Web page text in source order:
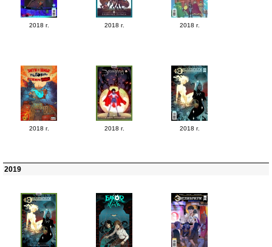
2018 г. 2018 г. 2018 г.
2018 г. 2018 г. 2018 г.
2019